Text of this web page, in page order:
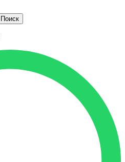
Поиск